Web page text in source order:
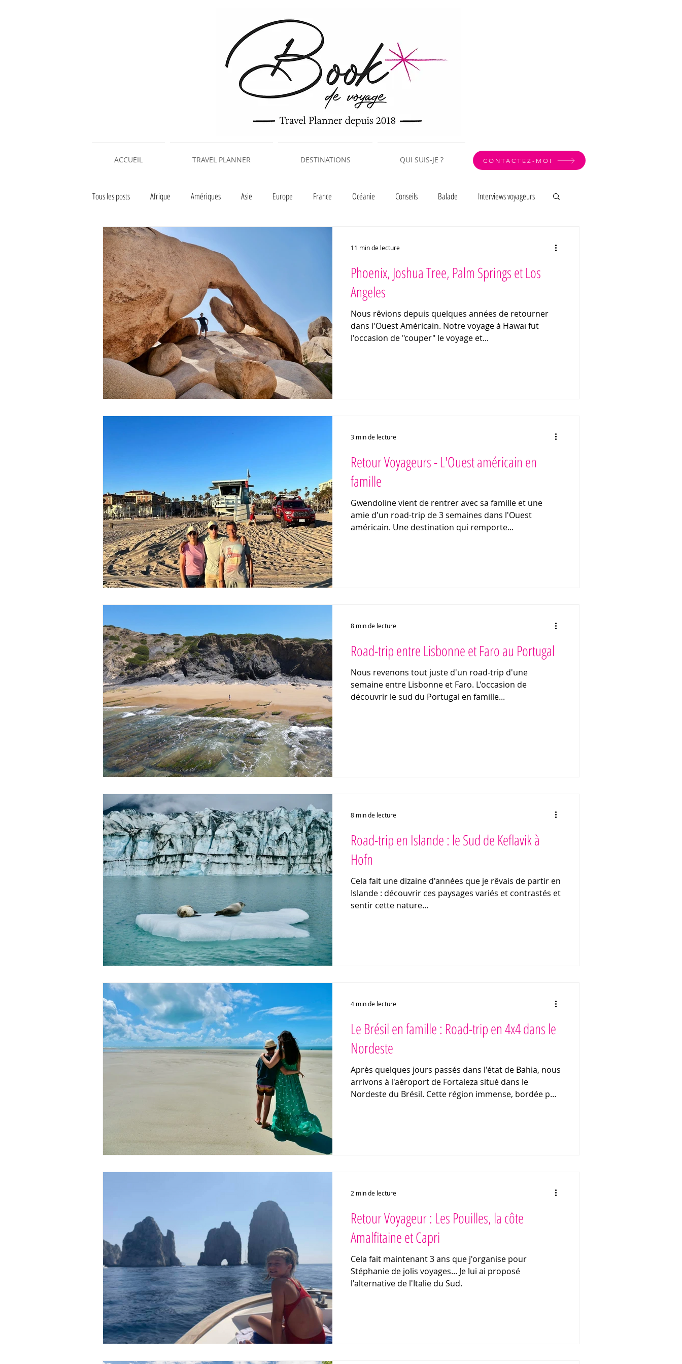
ACCUEIL TRAVEL PLANNER DESTINATIONS QUI SUIS-JE ? CONTACTEZ-MOI
Tous les posts Afrique Amériques Asie Europe France Océanie Conseils Balade Interviews voyageurs
Expériences
Phoenix, Joshua Tree, Palm Springs et Los
Angeles
Nous rêvions depuis quelques années de retourner
dans l'Ouest Américain. Notre voyage à Hawaï fut
l'occasion de "couper" le voyage et...
11 min de lecture
Retour Voyageurs - L'Ouest américain en
famille
Gwendoline vient de rentrer avec sa famille et une
amie d'un road-trip de 3 semaines dans l'Ouest
américain. Une destination qui remporte...
3 min de lecture
Road-trip entre Lisbonne et Faro au Portugal
Nous revenons tout juste d'un road-trip d'une
semaine entre Lisbonne et Faro. L'occasion de
découvrir le sud du Portugal en famille...
8 min de lecture
Road-trip en Islande : le Sud de Keflavik à
Hofn
Cela fait une dizaine d'années que je rêvais de partir en
Islande : découvrir ces paysages variés et contrastés et
sentir cette nature...
8 min de lecture
Le Brésil en famille : Road-trip en 4x4 dans le
Nordeste
Après quelques jours passés dans l'état de Bahia, nous
arrivons à l'aéroport de Fortaleza situé dans le
Nordeste du Brésil. Cette région immense, bordée par
4 min de lecture
Retour Voyageur : Les Pouilles, la côte
Amalfitaine et Capri
Cela fait maintenant 3 ans que j'organise pour
Stéphanie de jolis voyages... Je lui ai proposé
l'alternative de l'Italie du Sud.
2 min de lecture